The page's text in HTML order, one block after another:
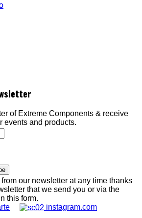
of Extreme Components & receive
events and products.
our newsletter at any time thanks
that we send you or via the
this form.
instagram.com